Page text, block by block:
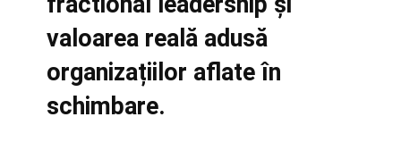
valoarea reală adusă
organizațiilor aflate în
schimbare.